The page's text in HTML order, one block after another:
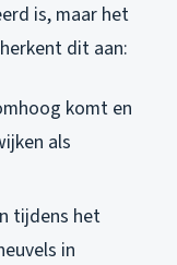
is, maar het
dit aan:
komt en
als
tijdens het
in